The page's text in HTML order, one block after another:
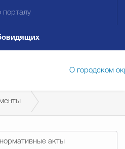
О городском
акты